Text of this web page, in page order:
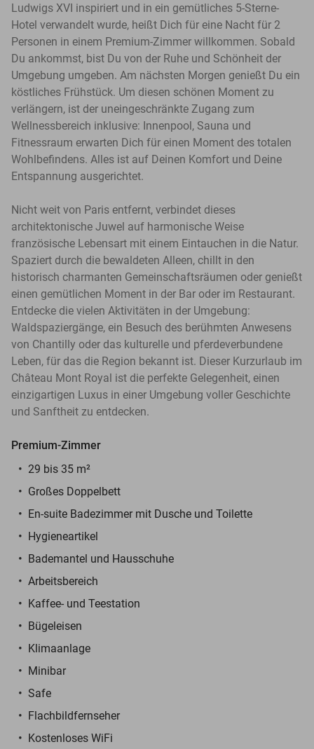
Ludwigs XVI inspiriert und in ein gemütliches 5-Sterne-
Hotel verwandelt wurde, heißt Dich für eine Nacht für 2
Personen in einem Premium-Zimmer willkommen. Sobald
Du ankommst, bist Du von der Ruhe und Schönheit der
Umgebung umgeben. Am nächsten Morgen genießt Du ein
köstliches Frühstück. Um diesen schönen Moment zu
verlängern, ist der uneingeschränkte Zugang zum
Wellnessbereich inklusive: Innenpool, Sauna und
Fitnessraum erwarten Dich für einen Moment des totalen
Wohlbefindens. Alles ist auf Deinen Komfort und Deine
Entspannung ausgerichtet.
Nicht weit von Paris entfernt, verbindet dieses
architektonische Juwel auf harmonische Weise
französische Lebensart mit einem Eintauchen in die Natur.
Spaziert durch die bewaldeten Alleen, chillt in den
historisch charmanten Gemeinschaftsräumen oder genießt
einen gemütlichen Moment in der Bar oder im Restaurant.
Entdecke die vielen Aktivitäten in der Umgebung:
Waldspaziergänge, ein Besuch des berühmten Anwesens
von Chantilly oder das kulturelle und pferdeverbundene
Leben, für das die Region bekannt ist. Dieser Kurzurlaub im
Château Mont Royal ist die perfekte Gelegenheit, einen
einzigartigen Luxus in einer Umgebung voller Geschichte
und Sanftheit zu entdecken.
Premium-Zimmer
29 bis 35 m²
Großes Doppelbett
En-suite Badezimmer mit Dusche und Toilette
Hygieneartikel
Bademantel und Hausschuhe
Arbeitsbereich
Kaffee- und Teestation
Bügeleisen
Klimaanlage
Minibar
Safe
Flachbildfernseher
Kostenloses WiFi